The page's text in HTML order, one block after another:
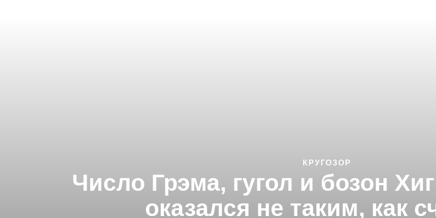
КРУГОЗОР
Число Грэма, гугол и бозон
оказался не таким, как